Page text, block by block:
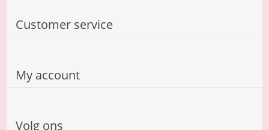
Customer service
My account
Volg ons